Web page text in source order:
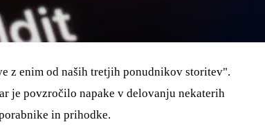
z enim od naših tretjih ponudnikov storitev".
je povzročilo napake v delovanju nekaterih
in prihodke.